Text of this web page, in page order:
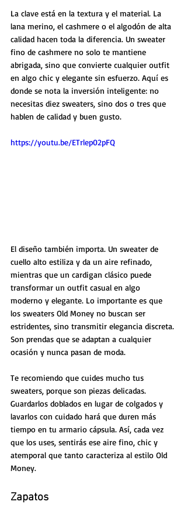
La clave está en la textura y el material. La
lana merino, el cashmere o el algodón de alta
calidad hacen toda la diferencia. Un sweater
fino de cashmere no solo te mantiene
abrigada, sino que convierte cualquier outfit
en algo chic y elegante sin esfuerzo. Aquí es
donde se nota la inversión inteligente: no
necesitas diez sweaters, sino dos o tres que
hablen de calidad y buen gusto.
https://youtu.be/ETrlep02pFQ
El diseño también importa. Un sweater de
cuello alto estiliza y da un aire refinado,
mientras que un cardigan clásico puede
transformar un outfit casual en algo
moderno y elegante. Lo importante es que
los sweaters Old Money no buscan ser
estridentes, sino transmitir elegancia discreta.
Son prendas que se adaptan a cualquier
ocasión y nunca pasan de moda.
Te recomiendo que cuides mucho tus
sweaters, porque son piezas delicadas.
Guardarlos doblados en lugar de colgados y
lavarlos con cuidado hará que duren más
tiempo en tu armario cápsula. Así, cada vez
que los uses, sentirás ese aire fino, chic y
atemporal que tanto caracteriza al estilo Old
Money.
Zapatos